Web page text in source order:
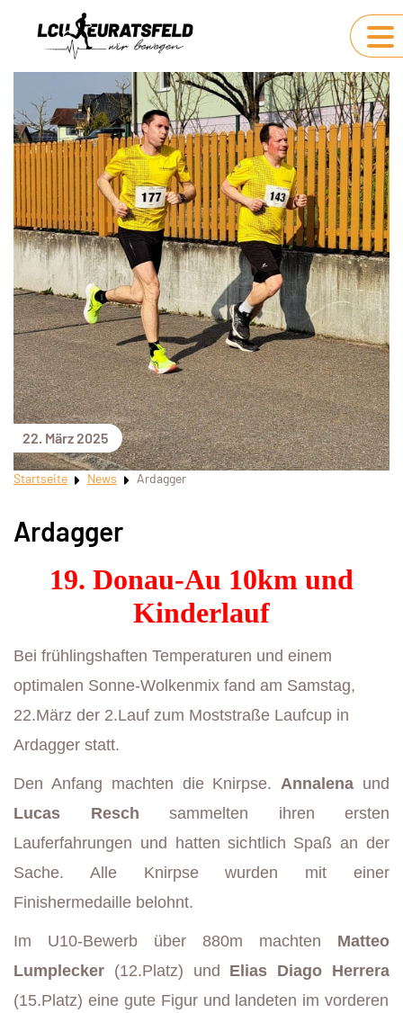
22. März 2025
Startseite News Ardagger
Ardagger
19. Donau-Au 10km und
Kinderlauf
Bei frühlingshaften Temperaturen und einem
optimalen Sonne-Wolkenmix fand am Samstag,
22.März der 2.Lauf zum Moststraße Laufcup in
Ardagger statt.
Den Anfang machten die Knirpse. Annalena und
Lucas Resch sammelten ihren ersten
Lauferfahrungen und hatten sichtlich Spaß an der
Sache. Alle Knirpse wurden mit einer
Finishermedaille belohnt.
Im U10-Bewerb über 880m machten Matteo
Lumplecker (12.Platz) und Elias Diago Herrera
(15.Platz) eine gute Figur und landeten im vorderen